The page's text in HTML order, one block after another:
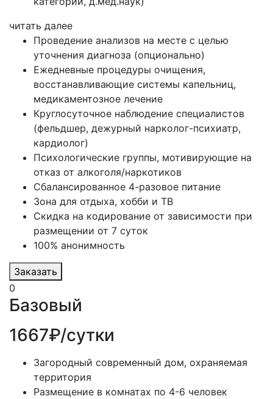
читать далее
Проведение анализов на месте с целью
уточнения диагноза (опционально)
Ежедневные процедуры очищения,
восстанавливающие системы капельниц,
медикаментозное лечение
Круглосуточное наблюдение специалистов
(фельдшер, дежурный нарколог-психиатр,
кардиолог)
Психологические группы, мотивирующие на
отказ от алкоголя/наркотиков
Сбалансированное 4-разовое питание
Зона для отдыха, хобби и ТВ
Скидка на кодирование от зависимости при
размещении от 7 суток
100% анонимность
Заказать
0
Базовый
1667₽/сутки
Загородный современный дом, охраняемая
территория
Размещение в комнатах по 4-6 человек